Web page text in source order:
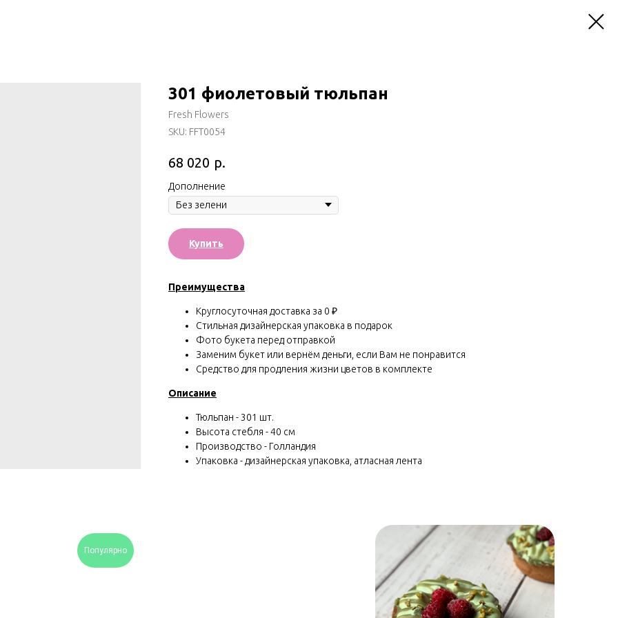
301 фиолетовый тюльпан
Fresh Flowers
SKU: FFT0054
68 020 р.
Дополнение
Купить
Преимущества
Круглосуточная доставка за 0 ₽
Стильная дизайнерская упаковка в подарок
Фото букета перед отправкой
Заменим букет или вернём деньги, если Вам не понравится
Средство для продления жизни цветов в комплекте
Описание
Тюльпан - 301 шт.
Высота стебля - 40 см
Производство - Голландия
Упаковка - дизайнерская упаковка, атласная лента
Популярно